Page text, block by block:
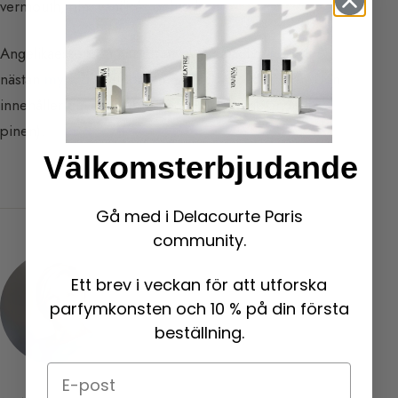
vermouth, gin, vaniljsås och sylt.
Angelikaessensen har en mycket påtaglig, kryddig
nästan
myskig
doft, på en gång skarp och bitter. Den
innehåller cirka 200 beståndsdelar (däribland alfa-
pinen).
Välkomsterbjudande
Gå med i Delacourte Paris
community.
Ett brev i veckan för att utforska
parfymkonsten och 10 % på din första
beställning.
Email